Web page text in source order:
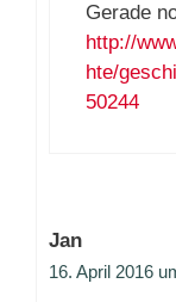
Gerade
http://
hte/
50244
Jan
16. April 2016